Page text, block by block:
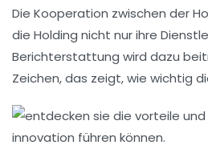
Die Kooperation zwischen der
die Holding nicht nur ihre
Berichterstattung wird dazu
Zeichen, das zeigt, wie wichtig